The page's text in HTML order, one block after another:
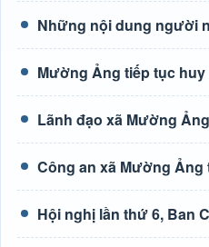
Những nội dung người
Mường Ảng tiếp tục
Lãnh đạo xã Mường
Công an xã Mường
Hội nghị lần thứ 6, Ban